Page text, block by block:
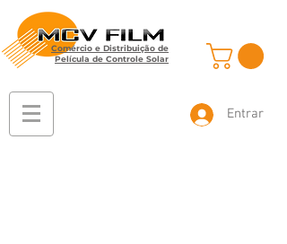
Comércio e Distribuição de
Película de Controle Solar
Entrar